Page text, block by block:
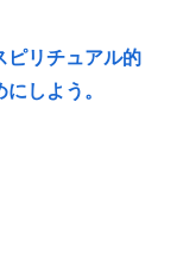
ピリチュアル的
しよう。